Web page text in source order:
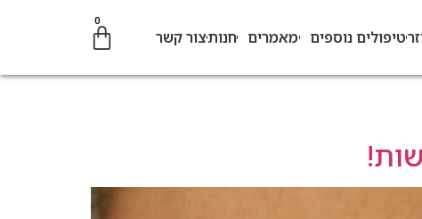
טיפולים נוספים מאמרים חנותצור קשר
0